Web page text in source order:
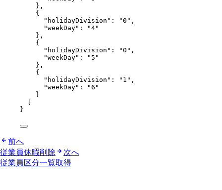
},
{
"holidayDivision" : "0 " ,
"weekDay" : "4"
},
{
"holidayDivision" : "0 " ,
"weekDay" : " 5 "
},
{
"holidayDivision" : " 1 " ,
"weekDay" : "6 "
}
]
}
前へ
従業員休暇削除
次へ
従業員区分一覧取得